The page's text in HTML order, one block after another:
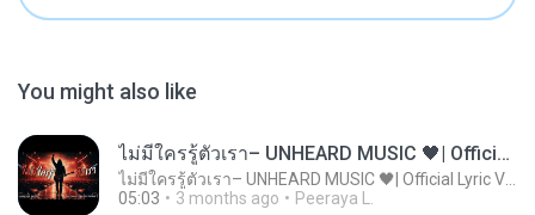
You might also like
ไม่มีใครรู้ตัวเรา– UNHEARD MUSIC 🖤| Official Lyric Video | เพลงสู้ชีวิต
05:03
3 months ago Peeraya L.